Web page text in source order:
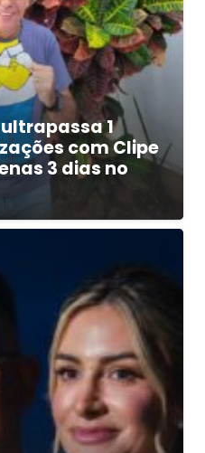
1
com Clipe
3 dias no